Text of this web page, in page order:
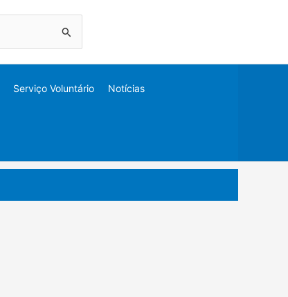
Serviço Voluntário Notícias